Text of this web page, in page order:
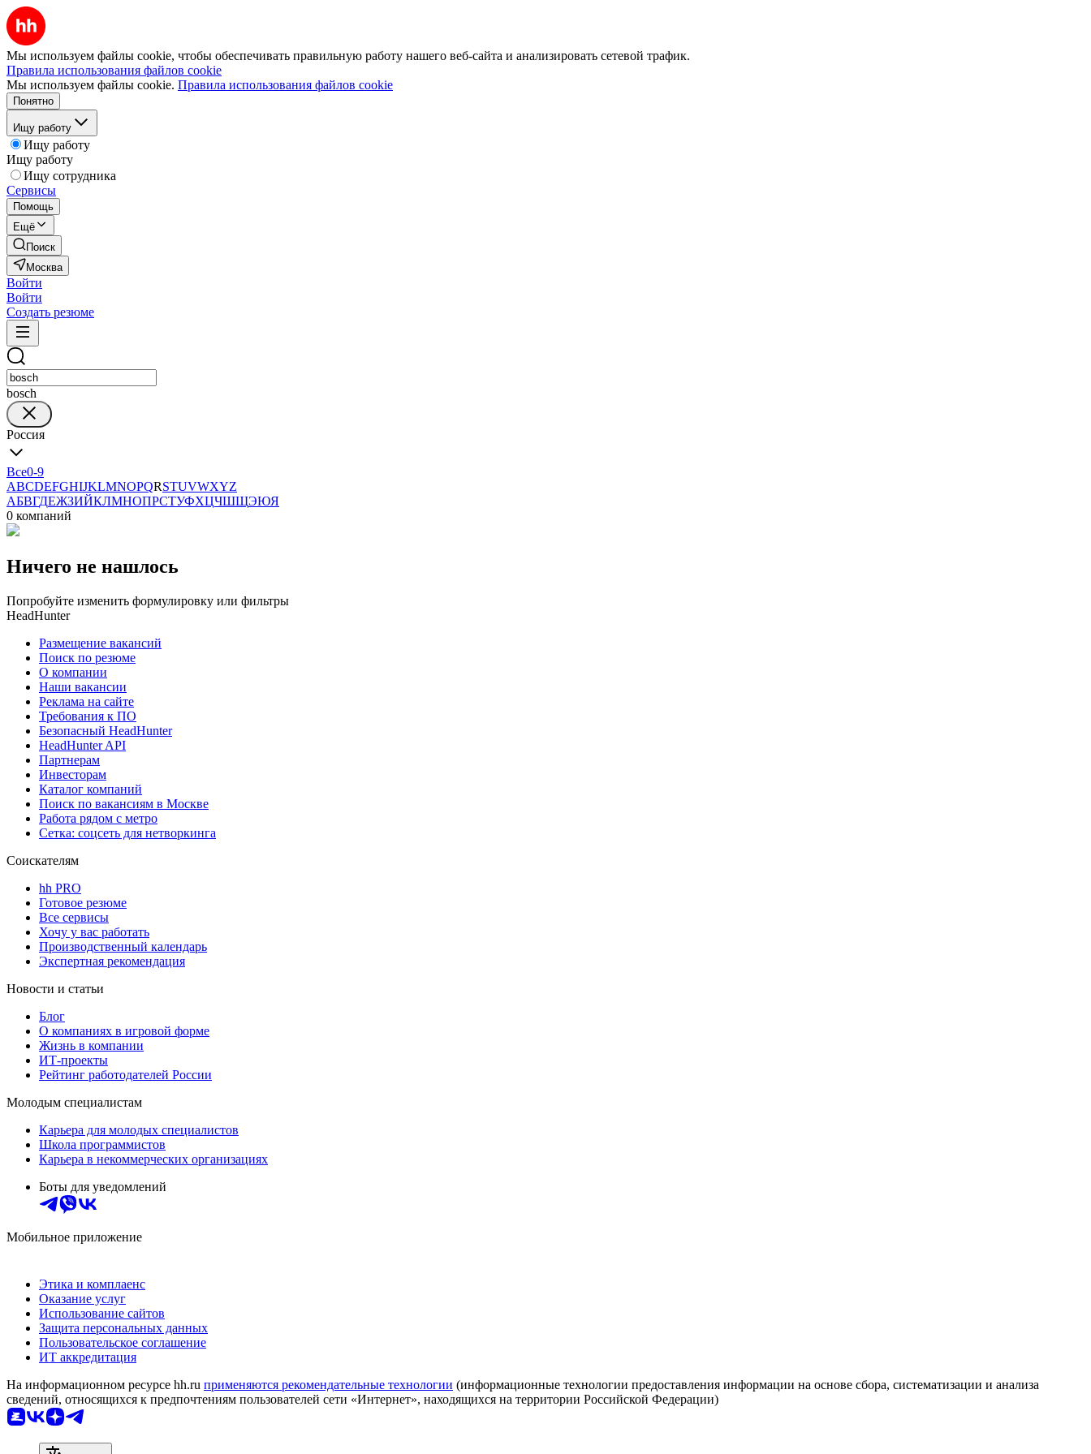
Мы используем файлы cookie, чтобы обеспечивать правильную работу нашего веб-сайта и анализировать сетевой трафик.
Правила использования файлов cookie
Мы используем файлы cookie. Правила использования файлов cookie
Понятно
Ищу работу
Ищу работу
Ищу работу
Ищу сотрудника
Сервисы
Помощь
Ещё
Поиск
Москва
Войти
Войти
Создать резюме
bosch
Россия
Все0-9
ABCDEFGHIJKLMNOPQRSTUVWXYZ
АБВГДЕЖЗИЙКЛМНОПРСТУФХЦЧШЩЭЮЯ
0 компаний
Ничего не нашлось
Попробуйте изменить формулировку или фильтры
HeadHunter
Размещение вакансий
Поиск по резюме
О компании
Наши вакансии
Реклама на сайте
Требования к ПО
Безопасный HeadHunter
HeadHunter API
Партнерам
Инвесторам
Каталог компаний
Поиск по вакансиям в Москве
Работа рядом с метро
Сетка: соцсеть для нетворкинга
Соискателям
hh PRO
Готовое резюме
Все сервисы
Хочу у вас работать
Производственный календарь
Экспертная рекомендация
Новости и статьи
Блог
О компаниях в игровой форме
Жизнь в компании
ИТ-проекты
Рейтинг работодателей России
Молодым специалистам
Карьера для молодых специалистов
Школа программистов
Карьера в некоммерческих организациях
Боты для уведомлений
Мобильное приложение
Этика и комплаенс
Оказание услуг
Использование сайтов
Защита персональных данных
Пользовательское соглашение
ИТ аккредитация
На информационном ресурсе hh.ru применяются рекомендательные технологии (информационные технологии предоставления информации на основе сбора, систематизации и анализа
сведений, относящихся к предпочтениям пользователей сети «Интернет», находящихся на территории Российской Федерации)